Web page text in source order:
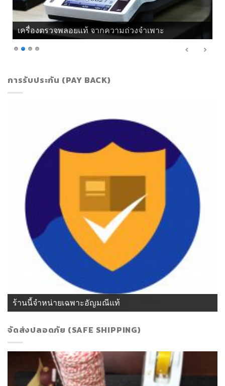
เครื่องตรวจพลอยแท้ จากความถ่วงจำเพาะ
การรับประกัน (PAY BACK)
ร้านนี้จำหน่ายเฉพาะอัญมณีแท้
จัดส่งปลอดภัย (SAFE SHIPPING)